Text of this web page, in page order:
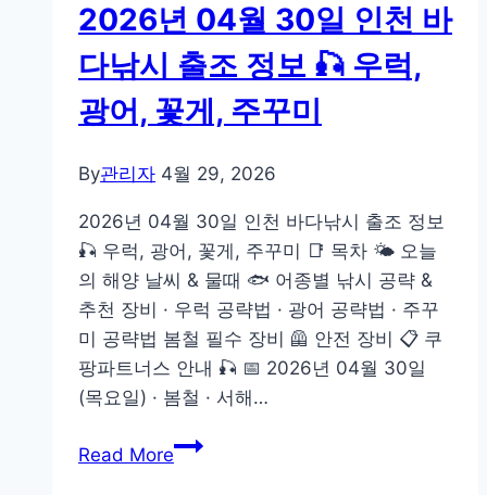
인
천
바
다
시
조
정
보
🎣
우
럭,
광
꽃
2026년 04월 30일 인천 바
다낚시 출조 정보 🎣 우럭,
광어, 꽃게, 주꾸미
By관리자 4월 29, 2026
2026년 04월 30일 인천 바다낚시 출조 정보
🎣 우럭, 광어, 꽃게, 주꾸미 📑 목차 🌤️ 오늘
의 해양 날씨 & 물때 🐟 어종별 낚시 공략 &
추천 장비 · 우럭 공략법 · 광어 공략법 · 주꾸
미 공략법 봄철 필수 장비 🦺 안전 장비 📋 쿠
팡파트너스 안내 🎣 📅 2026년 04월 30일
(목요일) · 봄철 · 서해…
Read More2026